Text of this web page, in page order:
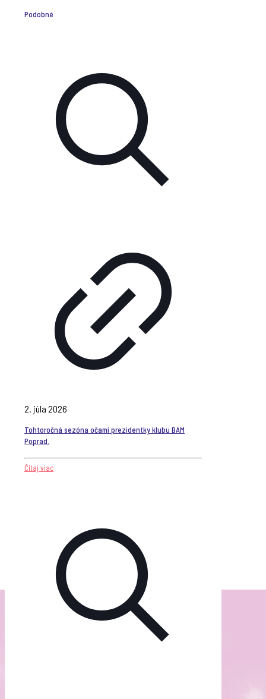
Podobné
2. júla 2026
Tohtoročná sezóna očami prezidentky klubu BAM
Poprad.
Čítaj viac